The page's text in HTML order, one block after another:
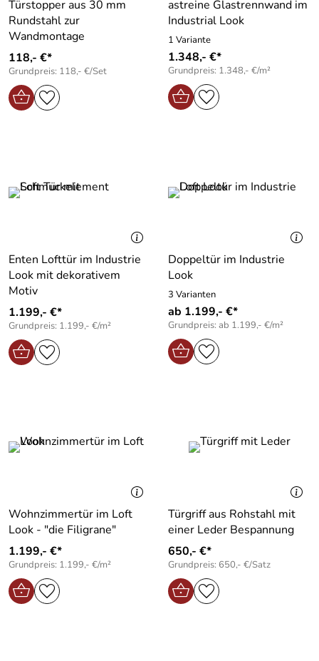
Türstopper aus 30 mm
Rundstahl zur
Wandmontage
118,- €*
Grundpreis: 118,- €/Set
astreine Glastrennwand im
Industrial Look
1 Variante
1.348,- €*
Grundpreis: 1.348,- €/m²
Enten Lofttür im Industrie
Look mit dekorativem
Motiv
1.199,- €*
Grundpreis: 1.199,- €/m²
Doppeltür im Industrie
Look
3 Varianten
ab 1.199,- €*
Grundpreis: ab 1.199,- €/m²
Wohnzimmertür im Loft
Look - "die Filigrane"
1.199,- €*
Grundpreis: 1.199,- €/m²
Türgriff aus Rohstahl mit
einer Leder Bespannung
650,- €*
Grundpreis: 650,- €/Satz